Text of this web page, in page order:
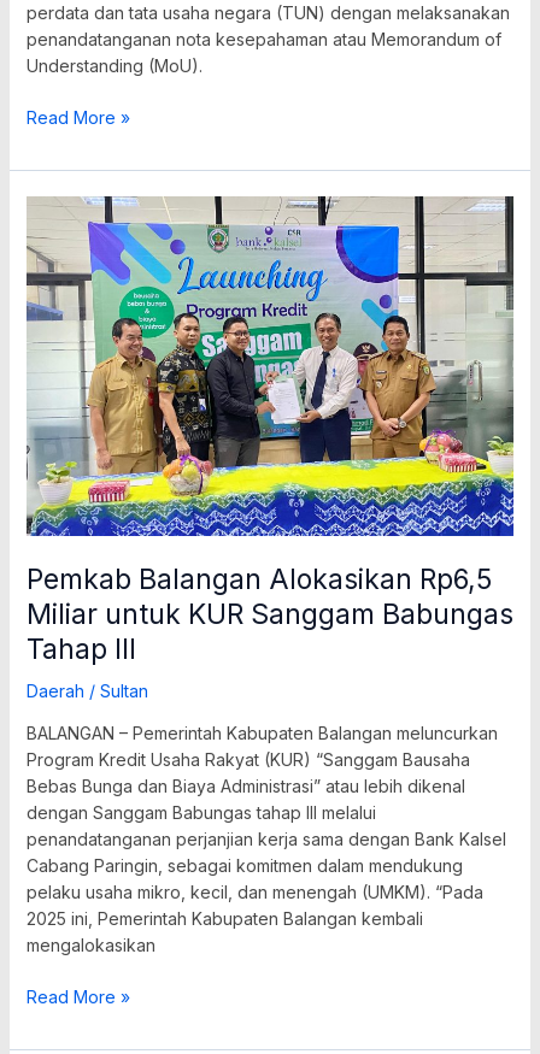
perdata dan tata usaha negara (TUN) dengan melaksanakan
penandatanganan nota kesepahaman atau Memorandum of
Understanding (MoU).
Read More »
Pemkab Balangan Alokasikan Rp6,5
Miliar untuk KUR Sanggam Babungas
Tahap III
Daerah / Sultan
BALANGAN – Pemerintah Kabupaten Balangan meluncurkan
Program Kredit Usaha Rakyat (KUR) “Sanggam Bausaha
Bebas Bunga dan Biaya Administrasi” atau lebih dikenal
dengan Sanggam Babungas tahap III melalui
penandatanganan perjanjian kerja sama dengan Bank Kalsel
Cabang Paringin, sebagai komitmen dalam mendukung
pelaku usaha mikro, kecil, dan menengah (UMKM). “Pada
2025 ini, Pemerintah Kabupaten Balangan kembali
mengalokasikan
Pemkab
Balangan
Alokasikan
Rp6,5
Miliar
untuk
Sanggam
Babungas
Tahap
III
Read More »